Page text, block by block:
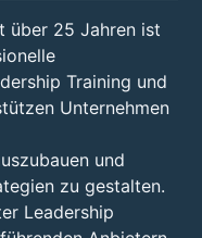
über 25 Jahren ist
Training und
Unternehmen
und
zu gestalten.
Leadership